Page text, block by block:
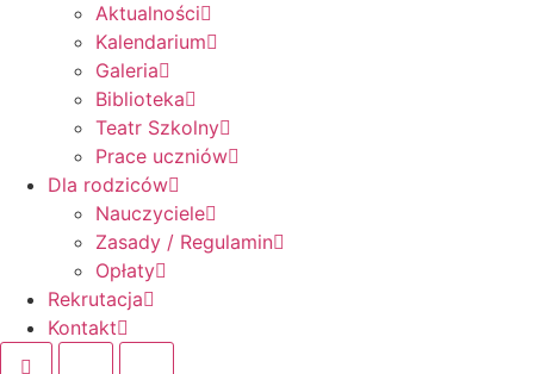
Aktualności
Kalendarium
Galeria
Biblioteka
Teatr Szkolny
Prace uczniów
Dla rodziców
Nauczyciele
Zasady / Regulamin
Opłaty
Rekrutacja
Kontakt